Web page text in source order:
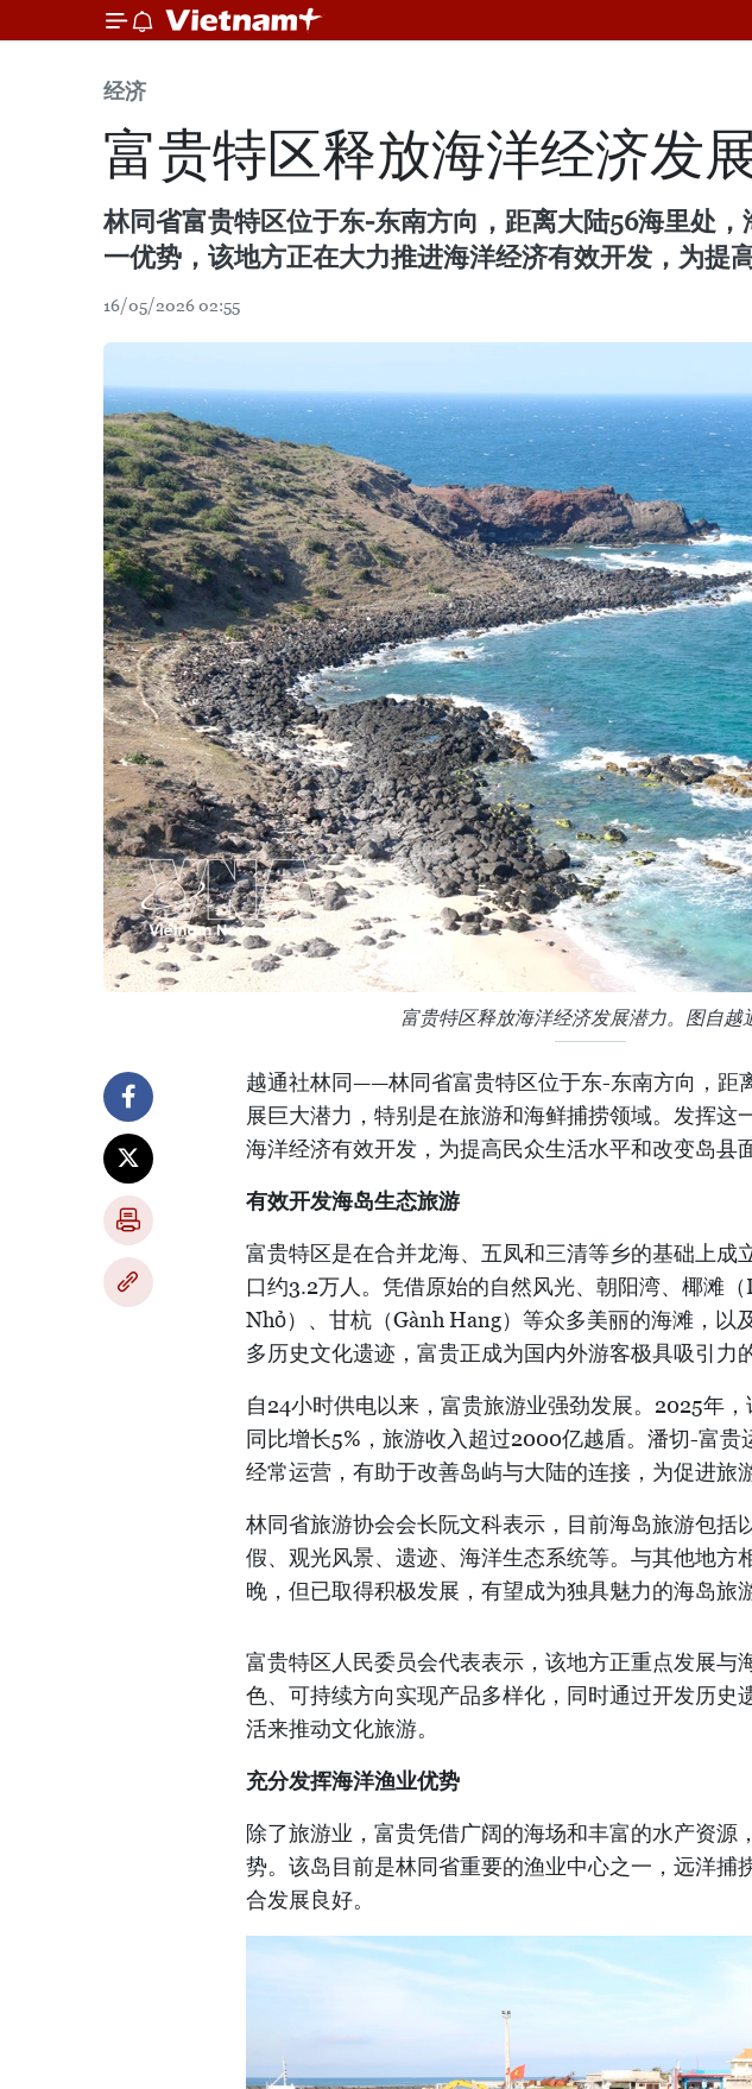
经济
富贵特区释放海洋经济发
林同省富贵特区位于东-东南方向，距离大陆56海里处
一优势，该地方正在大力推进海洋经济有效开发，为提
16/05/2026 02:55
富贵特区释放海洋经济发展潜力。图自越
越通社林同——林同省富贵特区位于东-东南方向，距
展巨大潜力，特别是在旅游和海鲜捕捞领域。发挥这
海洋经济有效开发，为提高民众生活水平和改变岛县
有效开发海岛生态旅游
富贵特区是在合并龙海、五凤和三清等乡的基础上成
口约3.2万人。凭借原始的自然风光、朝阳湾、椰滩
Nhỏ）、甘杭（Gành Hang）等众多美丽的海滩，以
多历史文化遗迹，富贵正成为国内外游客极具吸引力
自24小时供电以来，富贵旅游业强劲发展。2025年，
同比增长5%，旅游收入超过2000亿越盾。潘切-富贵
经常运营，有助于改善岛屿与大陆的连接，为促进旅
林同省旅游协会会长阮文科表示，目前海岛旅游包括
假、观光风景、遗迹、海洋生态系统等。与其他地方
晚，但已取得积极发展，有望成为独具魅力的海岛旅
富贵特区人民委员会代表表示，该地方正重点发展与
色、可持续方向实现产品多样化，同时通过开发历史
活来推动文化旅游。
充分发挥海洋渔业优势
除了旅游业，富贵凭借广阔的海场和丰富的水产资源
势。该岛目前是林同省重要的渔业中心之一，远洋捕
合发展良好。